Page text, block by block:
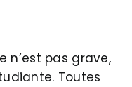
n’est pas grave,
Toutes